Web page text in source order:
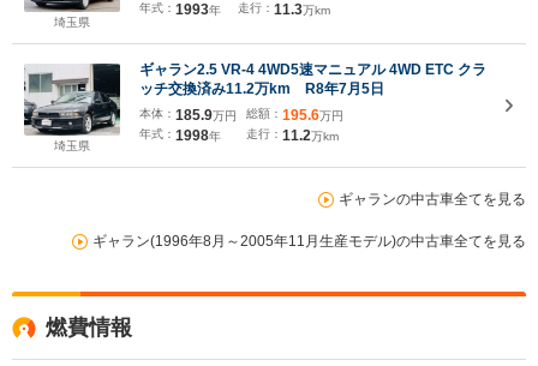
埼玉県
年式： 1993年
走行： 11.3万km
埼玉県
ギャラン2.5 VR-4 4WD5速マニュアル 4WD ETC クラ
ッチ交換済み11.2万km R8年7月5日
本体： 185.9万円
年式： 1998年
総額： 195.6万円
走行： 11.2万km
ギャランの中古車全てを見る
ギャラン(1996年8月～2005年11月生産モデル)の中古車全てを見る
燃費情報